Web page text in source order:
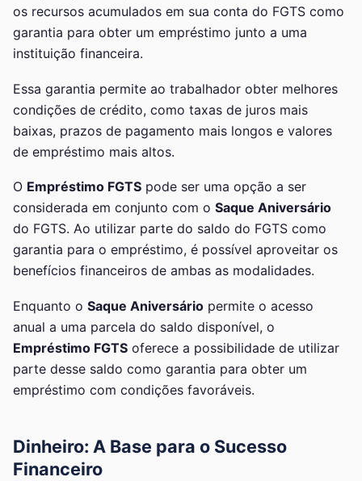
os recursos acumulados em sua conta do FGTS como
garantia para obter um empréstimo junto a uma
instituição financeira.
Essa garantia permite ao trabalhador obter melhores
condições de crédito, como taxas de juros mais
baixas, prazos de pagamento mais longos e valores
de empréstimo mais altos.
O Empréstimo FGTS pode ser uma opção a ser
considerada em conjunto com o Saque Aniversário
do FGTS. Ao utilizar parte do saldo do FGTS como
garantia para o empréstimo, é possível aproveitar os
benefícios financeiros de ambas as modalidades.
Enquanto o Saque Aniversário permite o acesso
anual a uma parcela do saldo disponível, o
Empréstimo FGTS oferece a possibilidade de utilizar
parte desse saldo como garantia para obter um
empréstimo com condições favoráveis.
Dinheiro: A Base para o Sucesso
Financeiro